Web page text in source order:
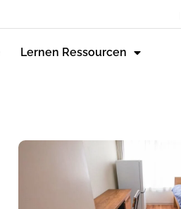
Lernen Ressourcen